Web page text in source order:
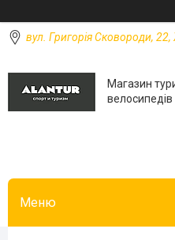
вул. Григорія Сковороди, 22,
Магазин
велосипедів